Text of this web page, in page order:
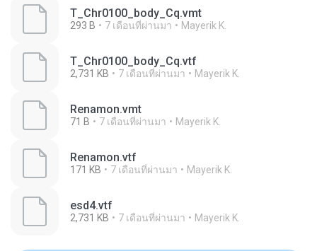
T_Chr0100_body_Cq.vmt
293 B 7 เดือนที่ผ่านมา Mayerik K.
T_Chr0100_body_Cq.vtf
2,731 KB 7 เดือนที่ผ่านมา Mayerik K.
Renamon.vmt
71 B 7 เดือนที่ผ่านมา Mayerik K.
Renamon.vtf
171 KB 7 เดือนที่ผ่านมา Mayerik K.
esd4.vtf
2,731 KB 7 เดือนที่ผ่านมา Mayerik K.